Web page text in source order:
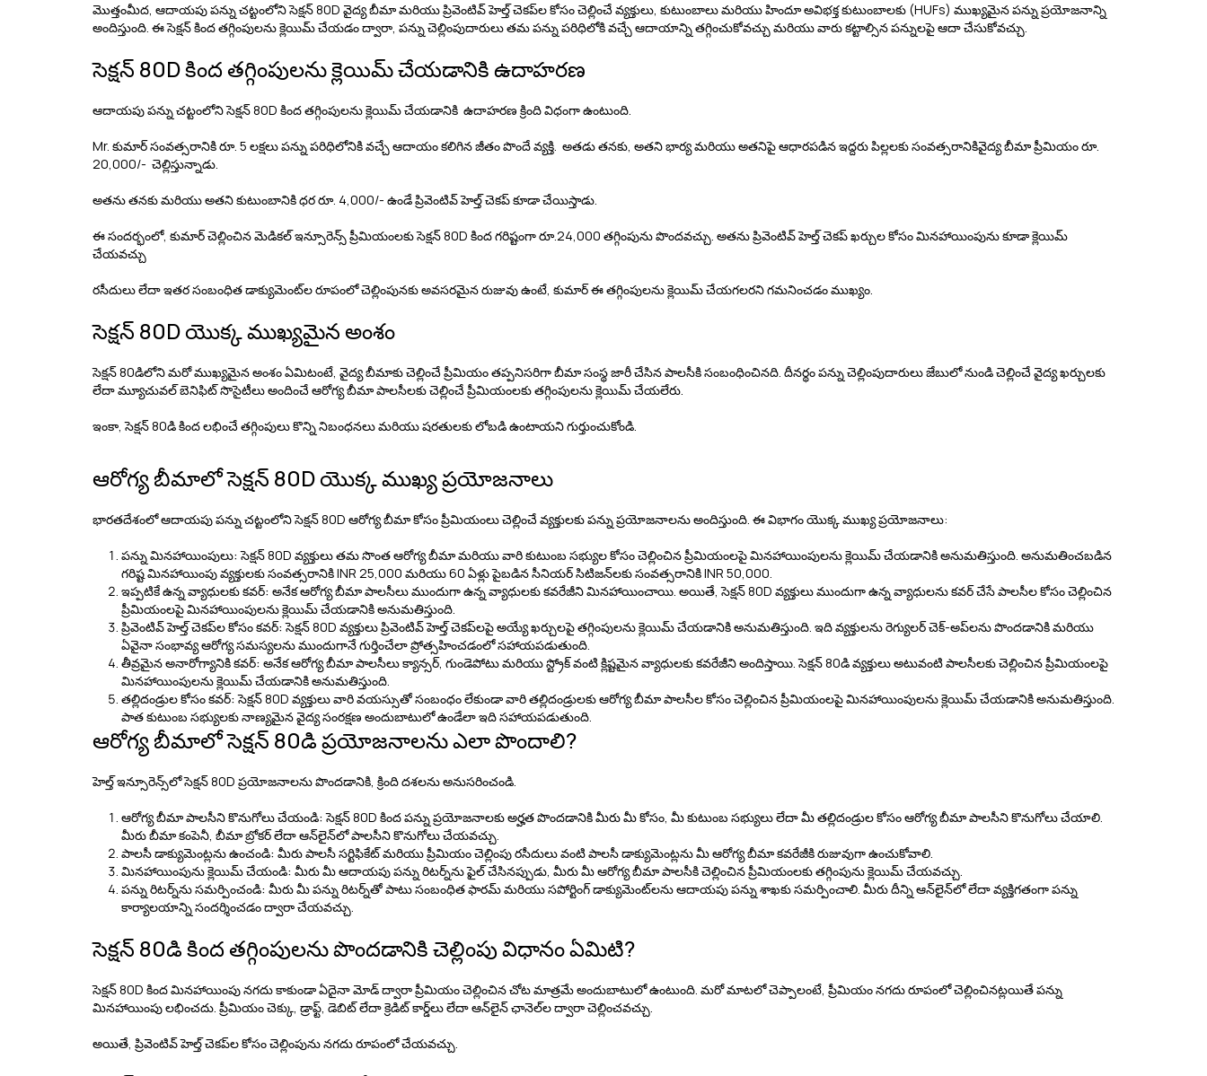
మొత్తంమీద, ఆదాయపు పన్ను చట్టంలోని సెక్షన్ 80D వైద్య బీమా మరియు ప్రివెంటివ్ హెల్త్ చెకప్‌ల కోసం చెల్లించే వ్యక్తులు, కుటుంబాలు మరియు హిందూ అవిభక్త కుటుంబాలకు (HUFs) ముఖ్యమైన పన్ను ప్రయోజనాన్ని
అందిస్తుంది. ఈ సెక్షన్ కింద తగ్గింపులను క్లెయిమ్ చేయడం ద్వారా, పన్ను చెల్లింపుదారులు తమ పన్ను పరిధిలోకి వచ్చే ఆదాయాన్ని తగ్గించుకోవచ్చు మరియు వారు కట్టాల్సిన పన్నులపై ఆదా చేసుకోవచ్చు.
సెక్షన్ 80D కింద తగ్గింపులను క్లెయిమ్ చేయడానికి ఉదాహరణ
ఆదాయపు పన్ను చట్టంలోని సెక్షన్ 80D కింద తగ్గింపులను క్లెయిమ్ చేయడానికి ఉదాహరణ క్రింది విధంగా ఉంటుంది.
Mr. కుమార్ సంవత్సరానికి రూ. 5 లక్షలు పన్ను పరిధిలోనికి వచ్చే ఆదాయం కలిగిన జీతం పొందే వ్యక్తి. అతడు తనకు, అతని భార్య మరియు అతనిపై ఆధారపడిన ఇద్దరు పిల్లలకు సంవత్సరానికివైద్య బీమా ప్రీమియం రూ.
20,000/- చెల్లిస్తున్నాడు.
అతను తనకు మరియు అతని కుటుంబానికి ధర రూ. 4,000/- ఉండే ప్రివెంటివ్ హెల్త్ చెకప్‌ కూడా చేయిస్తాడు.
ఈ సందర్భంలో, కుమార్ చెల్లించిన మెడికల్ ఇన్సూరెన్స్ ప్రీమియంలకు సెక్షన్ 80D కింద గరిష్టంగా రూ.24,000 తగ్గింపును పొందవచ్చు. అతను ప్రివెంటివ్ హెల్త్ చెకప్ ఖర్చుల కోసం మినహాయింపును కూడా క్లెయిమ్
చేయవచ్చు
రసీదులు లేదా ఇతర సంబంధిత డాక్యుమెంట్‌ల రూపంలో చెల్లింపునకు అవసరమైన రుజువు ఉంటే, కుమార్ ఈ తగ్గింపులను క్లెయిమ్ చేయగలరని గమనించడం ముఖ్యం.
సెక్షన్ 80D యొక్క ముఖ్యమైన అంశం
సెక్షన్ 80డిలోని మరో ముఖ్యమైన అంశం ఏమిటంటే, వైద్య బీమాకు చెల్లించే ప్రీమియం తప్పనిసరిగా బీమా సంస్థ జారీ చేసిన పాలసీకి సంబంధించినది. దీనర్థం పన్ను చెల్లింపుదారులు జేబులో నుండి చెల్లించే వైద్య ఖర్చులకు
లేదా మ్యూచువల్ బెనిఫిట్ సొసైటీలు అందించే ఆరోగ్య బీమా పాలసీలకు చెల్లించే ప్రీమియంలకు తగ్గింపులను క్లెయిమ్ చేయలేరు.
ఇంకా, సెక్షన్ 80డి కింద లభించే తగ్గింపులు కొన్ని నిబంధనలు మరియు షరతులకు లోబడి ఉంటాయని గుర్తుంచుకోండి.
ఆరోగ్య బీమాలో సెక్షన్ 80D యొక్క ముఖ్య ప్రయోజనాలు
భారతదేశంలో ఆదాయపు పన్ను చట్టంలోని సెక్షన్ 80D ఆరోగ్య బీమా కోసం ప్రీమియంలు చెల్లించే వ్యక్తులకు పన్ను ప్రయోజనాలను అందిస్తుంది. ఈ విభాగం యొక్క ముఖ్య ప్రయోజనాలు:
పన్ను మినహాయింపులు:సెక్షన్ 80D వ్యక్తులు తమ సొంత ఆరోగ్య బీమా మరియు వారి కుటుంబ సభ్యుల కోసం చెల్లించిన ప్రీమియంలపై మినహాయింపులను క్లెయిమ్ చేయడానికి అనుమతిస్తుంది. అనుమతించబడిన
గరిష్ట మినహాయింపు వ్యక్తులకు సంవత్సరానికి INR 25,000 మరియు 60 ఏళ్లు పైబడిన సీనియర్ సిటిజన్‌లకు సంవత్సరానికి INR 50,000.
ఇప్పటికే ఉన్న వ్యాధులకు కవర్: అనేక ఆరోగ్య బీమా పాలసీలు ముందుగా ఉన్న వ్యాధులకు కవరేజీని మినహాయించాయి. అయితే, సెక్షన్ 80D వ్యక్తులు ముందుగా ఉన్న వ్యాధులను కవర్ చేసే పాలసీల కోసం చెల్లించిన
ప్రీమియంలపై మినహాయింపులను క్లెయిమ్ చేయడానికి అనుమతిస్తుంది.
ప్రివెంటివ్ హెల్త్ చెకప్‌ల కోసం కవర్: సెక్షన్ 80D వ్యక్తులు ప్రివెంటివ్ హెల్త్ చెకప్‌లపై అయ్యే ఖర్చులపై తగ్గింపులను క్లెయిమ్ చేయడానికి అనుమతిస్తుంది. ఇది వ్యక్తులను రెగ్యులర్ చెక్-అప్‌లను పొందడానికి మరియు
ఏవైనా సంభావ్య ఆరోగ్య సమస్యలను ముందుగానే గుర్తించేలా ప్రోత్సహించడంలో సహాయపడుతుంది.
తీవ్రమైన అనారోగ్యానికి కవర్: అనేక ఆరోగ్య బీమా పాలసీలు క్యాన్సర్, గుండెపోటు మరియు స్ట్రోక్ వంటి క్లిష్టమైన వ్యాధులకు కవరేజీని అందిస్తాయి. సెక్షన్ 80డి వ్యక్తులు అటువంటి పాలసీలకు చెల్లించిన ప్రీమియంలపై
మినహాయింపులను క్లెయిమ్ చేయడానికి అనుమతిస్తుంది.
తల్లిదండ్రుల కోసం కవర్:సెక్షన్ 80D వ్యక్తులు వారి వయస్సుతో సంబంధం లేకుండా వారి తల్లిదండ్రులకు ఆరోగ్య బీమా పాలసీల కోసం చెల్లించిన ప్రీమియంలపై మినహాయింపులను క్లెయిమ్ చేయడానికి అనుమతిస్తుంది.
పాత కుటుంబ సభ్యులకు నాణ్యమైన వైద్య సంరక్షణ అందుబాటులో ఉండేలా ఇది సహాయపడుతుంది.
ఆరోగ్య బీమాలో సెక్షన్ 80డి ప్రయోజనాలను ఎలా పొందాలి?
హెల్త్ ఇన్సూరెన్స్‌లో సెక్షన్ 80D ప్రయోజనాలను పొందడానికి, క్రింది దశలను అనుసరించండి.
ఆరోగ్య బీమా పాలసీని కొనుగోలు చేయండి: సెక్షన్ 80D కింద పన్ను ప్రయోజనాలకు అర్హత పొందడానికి మీరు మీ కోసం, మీ కుటుంబ సభ్యులు లేదా మీ తల్లిదండ్రుల కోసం ఆరోగ్య బీమా పాలసీని కొనుగోలు చేయాలి.
మీరు బీమా కంపెనీ, బీమా బ్రోకర్ లేదా ఆన్‌లైన్‌లో పాలసీని కొనుగోలు చేయవచ్చు.
పాలసీ డాక్యుమెంట్లను ఉంచండి: మీరు పాలసీ సర్టిఫికేట్ మరియు ప్రీమియం చెల్లింపు రసీదులు వంటి పాలసీ డాక్యుమెంట్లను మీ ఆరోగ్య బీమా కవరేజీకి రుజువుగా ఉంచుకోవాలి.
మినహాయింపును క్లెయిమ్ చేయండి: మీరు మీ ఆదాయపు పన్ను రిటర్న్‌ను ఫైల్ చేసినప్పుడు, మీరు మీ ఆరోగ్య బీమా పాలసీకి చెల్లించిన ప్రీమియంలకు తగ్గింపును క్లెయిమ్ చేయవచ్చు.
పన్ను రిటర్న్‌ను సమర్పించండి: మీరు మీ పన్ను రిటర్న్‌తో పాటు సంబంధిత ఫారమ్ మరియు సపోర్టింగ్ డాక్యుమెంట్‌లను ఆదాయపు పన్ను శాఖకు సమర్పించాలి. మీరు దీన్ని ఆన్‌లైన్‌లో లేదా వ్యక్తిగతంగా పన్ను
కార్యాలయాన్ని సందర్శించడం ద్వారా చేయవచ్చు.
సెక్షన్ 80డి కింద తగ్గింపులను పొందడానికి చెల్లింపు విధానం ఏమిటి?
సెక్షన్ 80D కింద మినహాయింపు నగదు కాకుండా ఏదైనా మోడ్ ద్వారా ప్రీమియం చెల్లించిన చోట మాత్రమే అందుబాటులో ఉంటుంది. మరో మాటలో చెప్పాలంటే, ప్రీమియం నగదు రూపంలో చెల్లించినట్లయితే పన్ను
మినహాయింపు లభించదు. ప్రీమియం చెక్కు, డ్రాఫ్ట్, డెబిట్ లేదా క్రెడిట్ కార్డ్‌లు లేదా ఆన్‌లైన్ ఛానెల్‌ల ద్వారా చెల్లించవచ్చు.
అయితే, ప్రివెంటివ్ హెల్త్ చెకప్‌ల కోసం చెల్లింపును నగదు రూపంలో చేయవచ్చు.